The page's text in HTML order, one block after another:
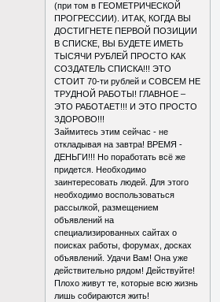
(при том в ГЕОМЕТРИЧЕСКОЙ
ПРОГРЕССИИ). ИТАК, КОГДА ВЫ
ДОСТИГНЕТЕ ПЕРВОЙ ПОЗИЦИИ
В СПИСКЕ, ВЫ БУДЕТЕ ИМЕТЬ
ТЫСЯЧИ РУБЛЕЙ ПРОСТО КАК
СОЗДАТЕЛЬ СПИСКА!!! ЭТО
СТОИТ 70-ти рублей и СОВСЕМ НЕ
ТРУДНОЙ РАБОТЫ! ГЛАВНОЕ –
ЭТО РАБОТАЕТ!!! И ЭТО ПРОСТО
ЗДОРОВО!!!
Займитесь этим сейчас - не
откладывая на завтра! ВРЕМЯ -
ДЕНЬГИ!!! Но поработать всё же
придется. Необходимо
заинтересовать людей. Для этого
необходимо воспользоваться
рассылкой, размещением
объявлений на
специализированных сайтах о
поисках работы, форумах, досках
объявлений. Удачи Вам! Она уже
действительно рядом! Действуйте!
Плохо живут те, которые всю жизнь
лишь собираются жить!